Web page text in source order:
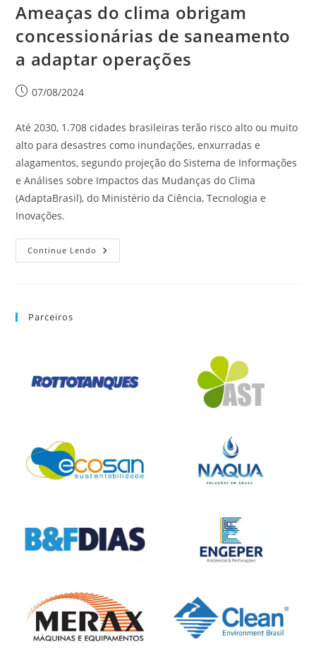
Ameaças do clima obrigam
concessionárias de saneamento
a adaptar operações
07/08/2024
Até 2030, 1.708 cidades brasileiras terão risco alto ou muito
alto para desastres como inundações, enxurradas e
alagamentos, segundo projeção do Sistema de Informações
e Análises sobre Impactos das Mudanças do Clima
(AdaptaBrasil), do Ministério da Ciência, Tecnologia e
Inovações.
Continue Lendo
Parceiros